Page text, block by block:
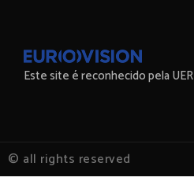
Este site é reconhecido pela UER
© all rights reserved